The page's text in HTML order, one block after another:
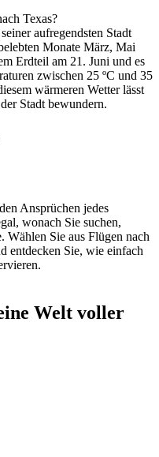
Texas?
aufregendsten Stadt
Monate März, Mai
Erdteil am 21. Juni und es
zwischen 25 ºC und 35
wärmeren Wetter lässt
Stadt bewundern.
Ansprüchen jedes
wonach Sie suchen,
Wählen Sie aus Flügen nach
entdecken Sie, wie einfach
Welt voller